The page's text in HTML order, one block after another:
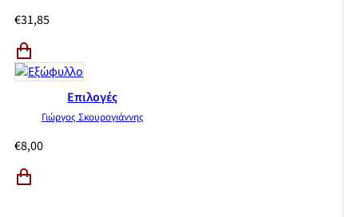
€31,85
Επιλογές
Γιώργος Σκουρογιάννης
€8,00